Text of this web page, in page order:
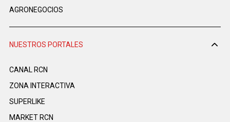
AGRONEGOCIOS
NUESTROS PORTALES
CANAL RCN
ZONA INTERACTIVA
SUPERLIKE
MARKET RCN